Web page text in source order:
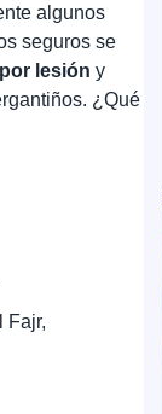
algunos
seguros se
lesión y
¿Qué
Fajr,